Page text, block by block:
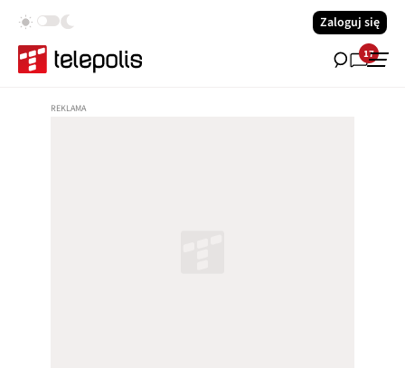
Zaloguj się
17